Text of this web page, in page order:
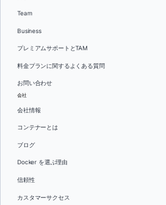
Team
Business
プレミアムサポートとTAM
料金プランに関するよくある質問
お問い合わせ
会社
会社情報
コンテナーとは
ブログ
Docker を選ぶ理由
信頼性
カスタマーサクセス